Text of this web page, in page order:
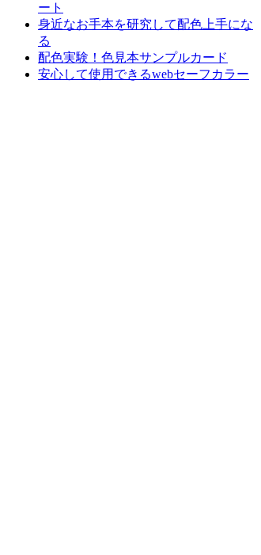
ート
身近なお手本を研究して配色上手にな
る
配色実験！色見本サンプルカード
安心して使用できるwebセーフカラー